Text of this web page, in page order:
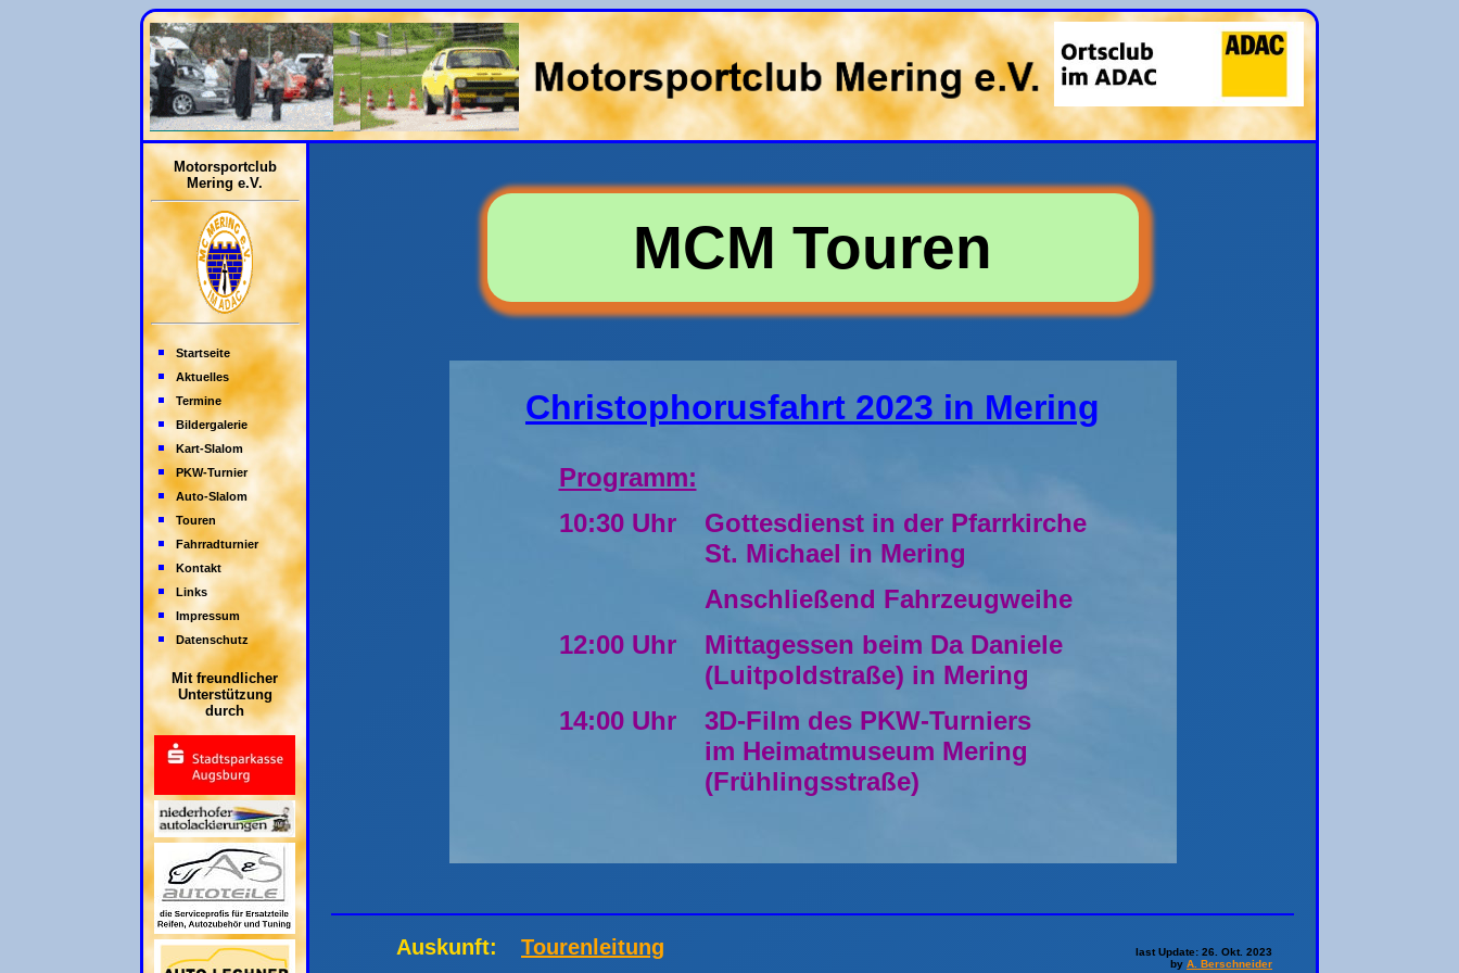
Motorsportclub
Mering e.V.
Startseite
Aktuelles
Termine
Bildergalerie
Kart-Slalom
PKW-Turnier
Auto-Slalom
Touren
Fahrradturnier
Kontakt
Links
Impressum
Datenschutz
Mit freundlicher
Unterstützung
durch
MCM Touren
Christophorusfahrt 2023 in Mering
Programm:
10:30 Uhr
Gottesdienst in der Pfarrkirche
St. Michael in Mering
Anschließend Fahrzeugweihe
12:00 Uhr
Mittagessen beim Da Daniele
(Luitpoldstraße) in Mering
14:00 Uhr
3D-Film des PKW-Turniers
im Heimatmuseum Mering
(Frühlingsstraße)
last Update: 26. Okt. 2023
by A. Berschneider
Auskunft: Tourenleitung